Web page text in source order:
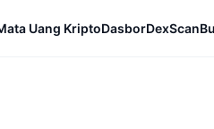
Uang KriptoDasborDexScan